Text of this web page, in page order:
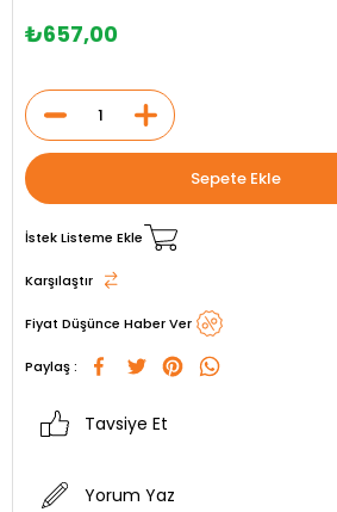
₺657,00
İstek Listeme Ekle
Karşılaştır
Fiyat Düşünce Haber Ver
Paylaş :
Tavsiye Et
Yorum Yaz